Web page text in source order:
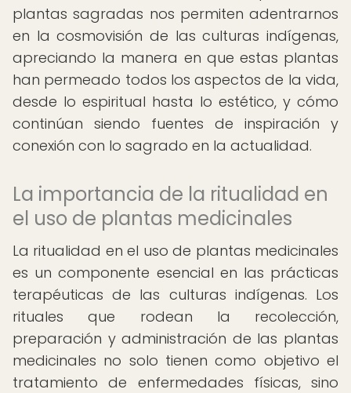
plantas sagradas nos permiten adentrarnos
en la cosmovisión de las culturas indígenas,
apreciando la manera en que estas plantas
han permeado todos los aspectos de la vida,
desde lo espiritual hasta lo estético, y cómo
continúan siendo fuentes de inspiración y
conexión con lo sagrado en la actualidad.
La importancia de la ritualidad en
el uso de plantas medicinales
La ritualidad en el uso de plantas medicinales
es un componente esencial en las prácticas
terapéuticas de las culturas indígenas. Los
rituales que rodean la recolección,
preparación y administración de las plantas
medicinales no solo tienen como objetivo el
tratamiento de enfermedades físicas, sino